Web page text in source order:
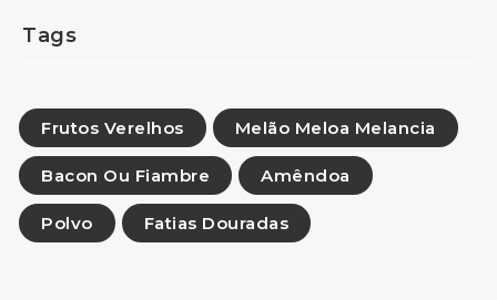
Tags
Frutos Verelhos Melão Meloa Melancia
Bacon Ou Fiambre Amêndoa
Polvo Fatias Douradas